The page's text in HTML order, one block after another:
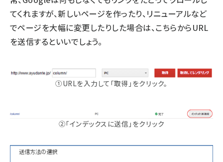
てくれますが、新しいページを作ったり、リニューアルなど
でページを大幅に変更したりした場合は、こちらからURL
を送信するといいでしょう。
①URLを入力して「取得」をクリック。
②「インデックスに送信」をクリック